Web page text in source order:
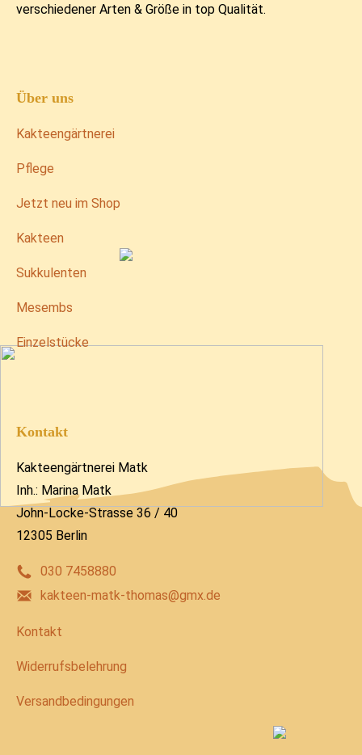
verschiedener Arten & Größe in top Qualität.
Über uns
Kakteengärtnerei
Pflege
Jetzt neu im Shop
Kakteen
Sukkulenten
Mesembs
Einzelstücke
Kontakt
Kakteengärtnerei Matk
Inh.: Marina Matk
John-Locke-Strasse 36 / 40
12305 Berlin
030 7458880
kakteen-matk-thomas@gmx.de
Kontakt
Widerrufsbelehrung
Versandbedingungen